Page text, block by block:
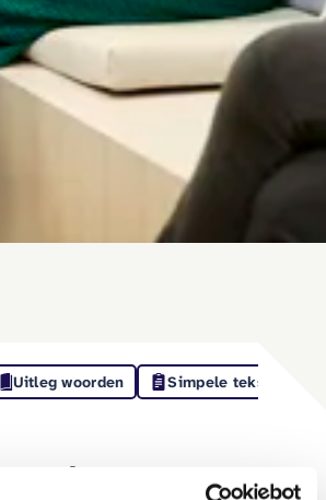
Uitleg woorden
Simpele tekst